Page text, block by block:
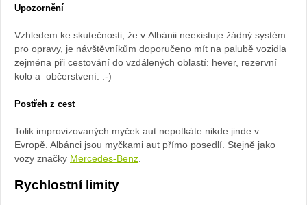
Upozornění
Vzhledem ke skutečnosti, že v Albánii neexistuje žádný systém
pro opravy, je návštěvníkům doporučeno mít na palubě vozidla
zejména při cestování do vzdálených oblastí: hever, rezervní
kolo a občerstvení. .-)
Postřeh z cest
Tolik improvizovaných myček aut nepotkáte nikde jinde v
Evropě. Albánci jsou myčkami aut přímo posedlí. Stejně jako
vozy značky Mercedes-Benz
Rychlostní limity